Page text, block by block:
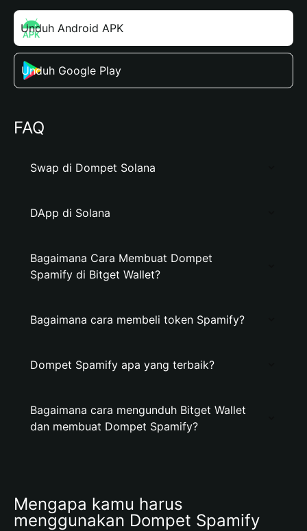
Unduh Android APK
Unduh Google Play
FAQ
Swap di Dompet Solana
DApp di Solana
Bagaimana Cara Membuat Dompet
Spamify di Bitget Wallet?
Bagaimana cara membeli token Spamify?
Dompet Spamify apa yang terbaik?
Bagaimana cara mengunduh Bitget Wallet
dan membuat Dompet Spamify?
Mengapa kamu harus
menggunakan Dompet Spamify